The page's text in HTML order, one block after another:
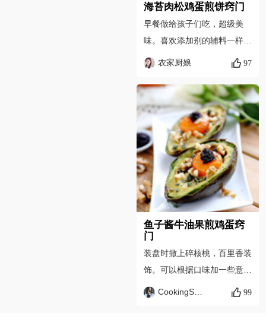
少血液中的胆固醇含量，对于
预防动脉硬化、高血压及心肌
梗死有一定的作用；3、虾皮
还有镇定作用，常用来治疗神
经衰弱、植物神经功能紊乱等
症；4、老年人常食虾皮，可
预防自身因缺钙所致的骨质疏
松症；老年人的饭菜里放一些
虾皮，对提高食欲和增强体质
都很有好处。禁忌：宿疾者、
正值上火之时不宜食虾；患过
敏性鼻炎、支气管炎、反复发
作性过敏性皮炎的老年人不宜
吃虾；虾为动风发物，患有皮
肤疥癣者忌食。
海苔肉松鸡蛋煎饼窍门
早餐做给孩子们吃，超级美
味。喜欢添加别的辅料一样可
以随着自己的口味进而添加。
是没有技术抛过来，那就倒到
碟子里，再倒进锅煎第二面，
这样不会烂。
农家厨娘 97
鱼子酱牛油果煎鸡蛋窍
门
装盘时撒上碎核桃，百里香装
饰。可以根据口味加一些意大
利香醋调味（这个我觉得很必
CookingSweetie_ 99